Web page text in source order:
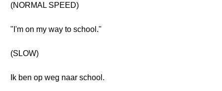
(NORMAL SPEED)
"I'm on my way to school."
(SLOW)
Ik ben op weg naar school.